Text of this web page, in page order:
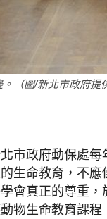
（圖/新北市政府提
市政府動保處
生命教育，不應
會真正的尊重
物生命教育課